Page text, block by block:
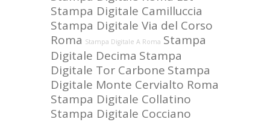
Stampa Digitale Camilluccia
Stampa Digitale Via del Corso
Roma Stampa Digitale A Roma Stampa
Digitale Decima Stampa
Digitale Tor Carbone Stampa
Digitale Monte Cervialto Roma
Stampa Digitale Collatino
Stampa Digitale Cocciano